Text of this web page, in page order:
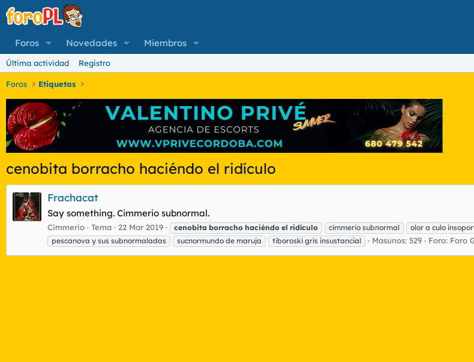
Foros Novedades Miembros
Última actividad Registro
Foros Etiquetas
cenobita borracho haciéndo el ridículo
Frachacat
Say something. Cimmerio subnormal.
Cimmerio Tema 22 Mar 2019 cenobita borracho haciéndo el ridículo cimmerio subnormal olor a culo
pescanova y sus subnormaladas
sucnormundo de maruja tiboroski gris insustancial Masunos: 529 Foro: Foro